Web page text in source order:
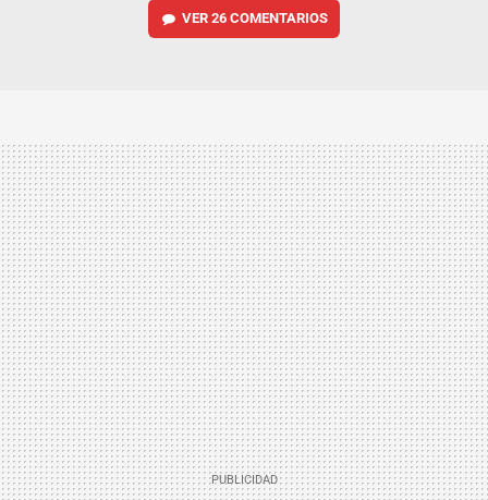
VER 26 COMENTARIOS